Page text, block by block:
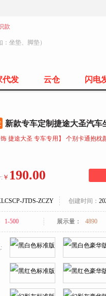
款
代发 云仓 闪电
新款专车定制捷途大圣汽车
饰 捷途大圣 专车专用】 个别卡通抱枕
￥ 190.00
JTDS-ZCZY 创建时间：
1-500 展示量： 4890